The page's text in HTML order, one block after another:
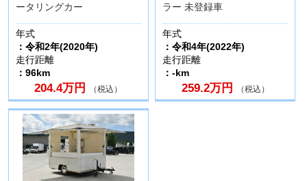
ータリングカー
年式
：令和2年(2020年)
走行距離
：96km
204.4万円 （税込）
ラー 未登録車
年式
：令和4年(2022年)
走行距離
：-km
259.2万円 （税込）